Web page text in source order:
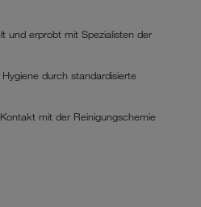
und erprobt mit Spezialisten der
durch standardisierte
mit der Reinigungschemie